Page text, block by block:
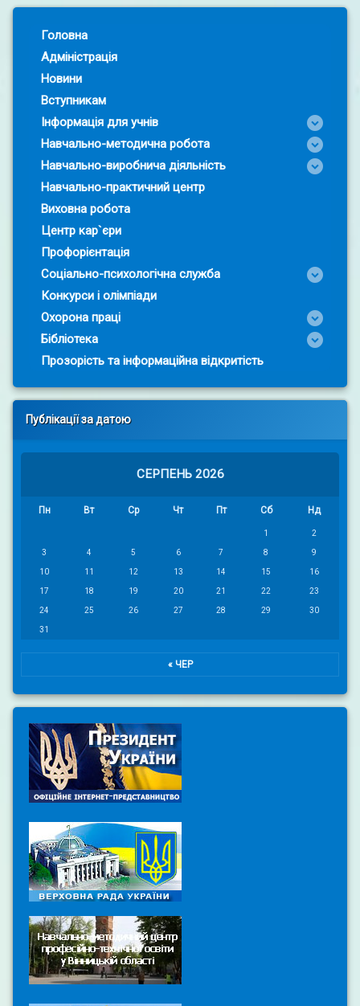
Головна
Адміністрація
Новини
Вступникам
Інформація для учнів
Навчально-методична робота
Навчально-виробнича діяльність
Навчально-практичний центр
Виховна робота
Центр кар`єри
Профорієнтація
Соціально-психологічна служба
Конкурси і олімпіади
Охорона праці
Бібліотека
Прозорість та інформаційна відкритість
Публікації за датою
СЕРПЕНЬ 2026
Пн Вт Ср Чт Пт Сб Нд
1 2
3 4 5 6 7 8 9
10 11 12 13 14 15 16
17 18 19 20 21 22 23
24 25 26 27 28 29 30
31
« ЧЕР